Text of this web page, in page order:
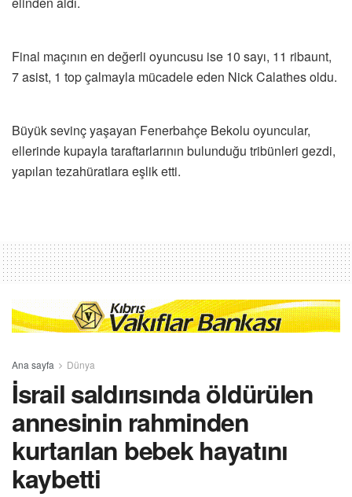
Final maçının en değerli oyuncusu ise 10 sayı, 11 ribaunt,
7 asist, 1 top çalmayla mücadele eden Nick Calathes oldu.
Büyük sevinç yaşayan Fenerbahçe Bekolu oyuncular,
ellerinde kupayla taraftarlarının bulunduğu tribünleri gezdi,
yapılan tezahüratlara eşlik etti.
Ana sayfa Dünya
İsrail saldırısında öldürülen
annesinin rahminden
kurtarılan bebek hayatını
kaybetti